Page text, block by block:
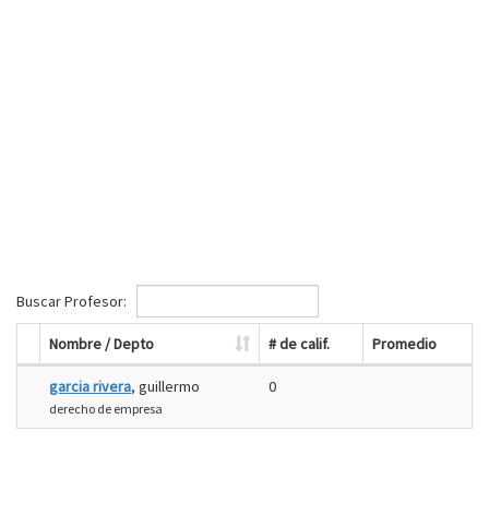
Buscar Profesor:
Nombre / Depto # de calif. Promedio
garcia rivera, guillermo
derecho de empresa
0